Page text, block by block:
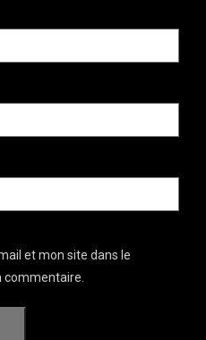
et mon site dans le
commentaire.